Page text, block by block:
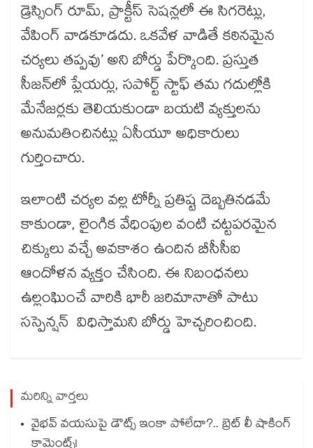
డ్రెస్సింగ్‌‌ రూమ్‌‌, ప్రాక్టీస్‌‌ సెషన్లలో ఈ సిగరెట్లు,
వేపింగ్‌‌ వాడకూడదు. ఒకవేళ వాడితే కఠినమైన
చర్యలు తప్పవు’ అని బోర్డు పేర్కొంది. ప్రస్తుత
సీజన్‌‌లో ప్లేయర్లు, సపోర్ట్‌‌ స్టాఫ్‌‌ తమ గదుల్లోకి
మేనేజర్లకు తెలియకుండా బయటి వ్యక్తులను
అనుమతించినట్లు ఏసీయూ అధికారులు
గుర్తించారు.
ఇలాంటి చర్యల వల్ల టోర్నీ ప్రతిష్ట దెబ్బతినడమే
కాకుండా, లైంగిక వేధింపుల వంటి చట్టపరమైన
చిక్కులు వచ్చే అవకాశం ఉందిన బీసీసీఐ
ఆందోళన వ్యక్తం చేసింది. ఈ నిబంధనలు
ఉల్లంఘించే వారికి భారీ జరిమానాతో పాటు
సస్పెన్షన్‌‌ విధిస్తామని బోర్డు హెచ్చరించింది.
మరిన్ని వార్తలు
వైభవ్ వయసుపై డౌట్స్ ఇంకా పోలేదా?.. బ్రెట్ లీ షాకింగ్